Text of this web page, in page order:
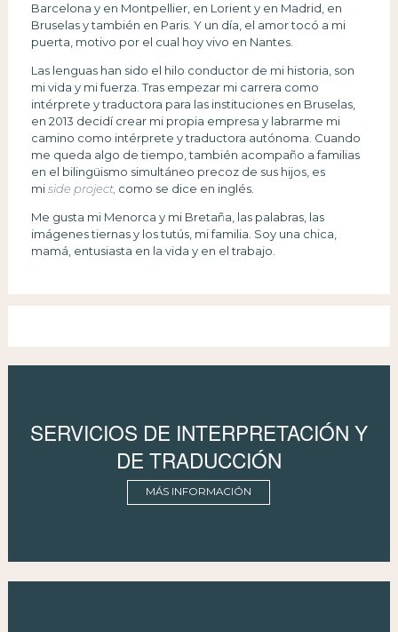
Barcelona y en Montpellier, en Lorient y en Madrid, en
Bruselas y también en Paris. Y un día, el amor tocó a mi
puerta, motivo por el cual hoy vivo en Nantes.
Las lenguas han sido el hilo conductor de mi historia, son
mi vida y mi fuerza. Tras empezar mi carrera como
intérprete y traductora para las instituciones en Bruselas,
en 2013 decidí crear mi propia empresa y labrarme mi
camino como intérprete y traductora autónoma. Cuando
me queda algo de tiempo, también acompaño a familias
en el bilingüismo simultáneo precoz de sus hijos, es
mi side project, como se dice en inglés.
Me gusta mi Menorca y mi Bretaña, las palabras, las
imágenes tiernas y los tutús, mi familia. Soy una chica,
mamá, entusiasta en la vida y en el trabajo.
SERVICIOS DE INTERPRETACIÓN Y
DE TRADUCCIÓN
MÁS INFORMACIÓN